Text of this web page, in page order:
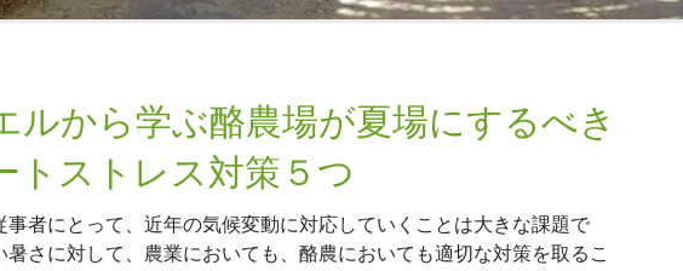
ルから学ぶ酪農場が夏場にするべき
トストレス対策５つ
事者にとって、近年の気候変動に対応していくことは大きな課題で
暑さに対して、農業においても、酪農においても適切な対策を取るこ